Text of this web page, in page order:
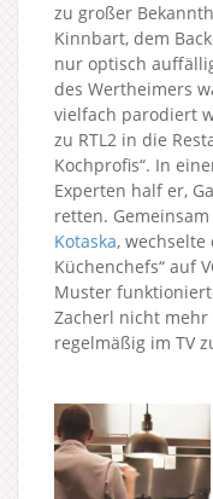
zu großer
Kinnbart, dem
nur optisch
des Wertheimers
vielfach parodiert
zu RTL2 in die
Kochprofis“. In
Experten half er,
retten.
Kotaska, wechselte
Küchenchefs“ auf
Muster
Zacherl nicht
regelmäßig im TV